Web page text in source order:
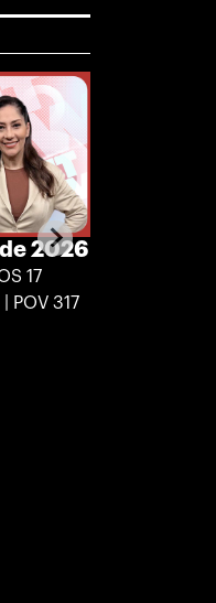
2026
17
POV 317